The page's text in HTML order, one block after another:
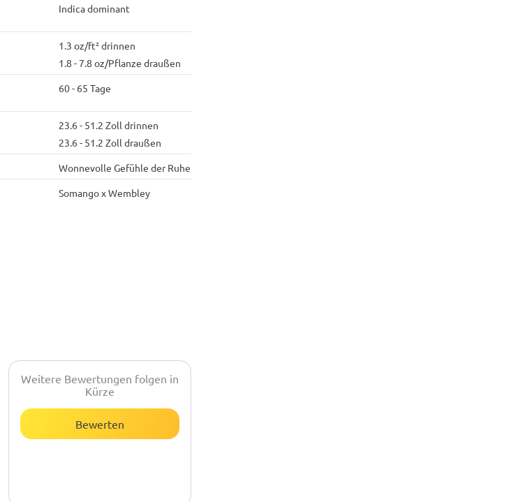
Indica dominant
1.3 oz/ft² drinnen
1.8 - 7.8 oz/Pflanze draußen
60 - 65 Tage
23.6 - 51.2 Zoll drinnen
23.6 - 51.2 Zoll draußen
Wonnevolle Gefühle der Ruhe
Somango x Wembley
Weitere Bewertungen folgen in
Kürze
Bewerten